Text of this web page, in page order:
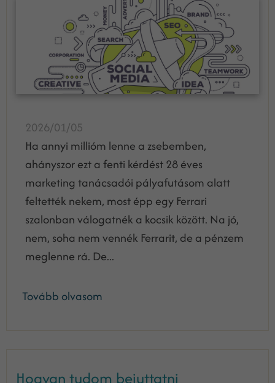
2026/01/05
Ha annyi millióm lenne a zsebemben,
ahányszor ezt a fenti kérdést 28 éves
marketing tanácsadói pályafutásom alatt
feltették nekem, most épp egy Ferrari
szalonban válogatnék a kocsik között. Na jó,
nem, soha nem vennék Ferrarit, de a pénzem
meglenne rá. De...
Tovább olvasom
Hogyan tudom bejuttatni